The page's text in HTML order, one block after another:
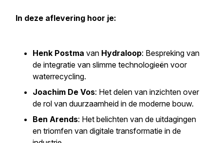
In deze aflevering hoor je:
Henk Postma van Hydraloop: Bespreking van
de integratie van slimme technologieën voor
waterrecycling.
Joachim De Vos: Het delen van inzichten over
de rol van duurzaamheid in de moderne bouw.
Ben Arends: Het belichten van de uitdagingen
en triomfen van digitale transformatie in de